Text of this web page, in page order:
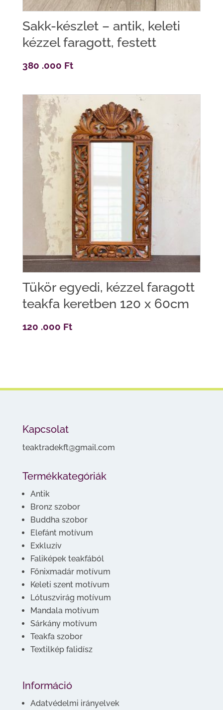
Sakk-készlet – antik, keleti
kézzel faragott, festett
380 .000 Ft
Tükör egyedi, kézzel faragott
teakfa keretben 120 x 60cm
120 .000 Ft
Kapcsolat
teaktradekft@gmail.com
Termékkategóriák
Antik
Bronz szobor
Buddha szobor
Elefánt motívum
Exkluzív
Faliképek teakfából
Főnixmadár motívum
Keleti szent motívum
Lótuszvirág motívum
Mandala motívum
Sárkány motívum
Teakfa szobor
Textilkép falidísz
Információ
Adatvédelmi irányelvek